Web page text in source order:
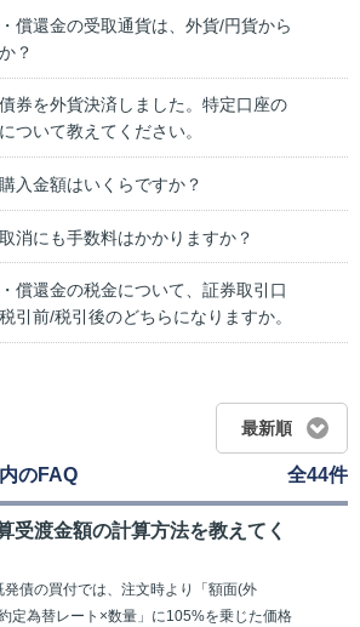
償還金の受取通貨は、外貨/円貨から
？
券を外貨決済しました。特定口座の
ついて教えてください。
入金額はいくらですか？
消にも手数料はかかりますか？
償還金の税金について、証券取引口
引前/税引後のどちらになりますか。
最新順
のFAQ 全44件
受渡金額の計算方法を教えてく
発債の買付では、注文時より「額面(外
定為替レート×数量」に105%を乗じた価格